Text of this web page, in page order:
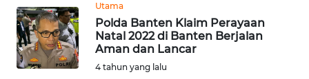
Utama
Polda Banten Klaim Perayaan
Natal 2022 di Banten Berjalan
Aman dan Lancar
4 tahun yang lalu
SAMOSIR
WN
PADANG